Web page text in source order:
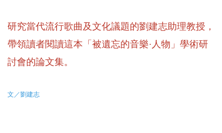
研究當代流行歌曲及文化議題的劉建志助理教授，
帶領讀者閱讀這本「被遺忘的音樂·人物」學術研
討會的論文集。
文／劉建志